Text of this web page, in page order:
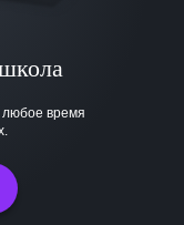
любое время